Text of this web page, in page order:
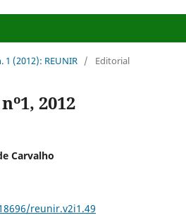
1 (2012): REUNIR / Editorial
2012
Carvalho
reunir.v2i1.49